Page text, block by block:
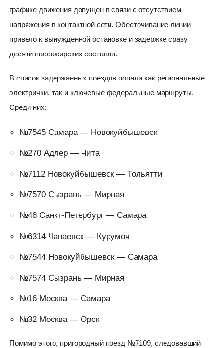
графике движения допущен в связи с отсутствием
напряжения в контактной сети. Обесточивание линии
привело к вынужденной остановке и задержке сразу
десяти пассажирских составов.
В список задержанных поездов попали как региональные
электрички, так и ключевые федеральные маршруты.
Среди них:
№7545 Самара — Новокуйбышевск
№270 Адлер — Чита
№7112 Новокуйбышевск — Тольятти
№7570 Сызрань — Мирная
№48 Санкт-Петербург — Самара
№6314 Чапаевск — Курумоч
№7544 Новокуйбышевск — Самара
№7574 Сызрань — Мирная
№16 Москва — Самара
№32 Москва — Орск
Помимо этого, пригородный поезд №7109, следовавший